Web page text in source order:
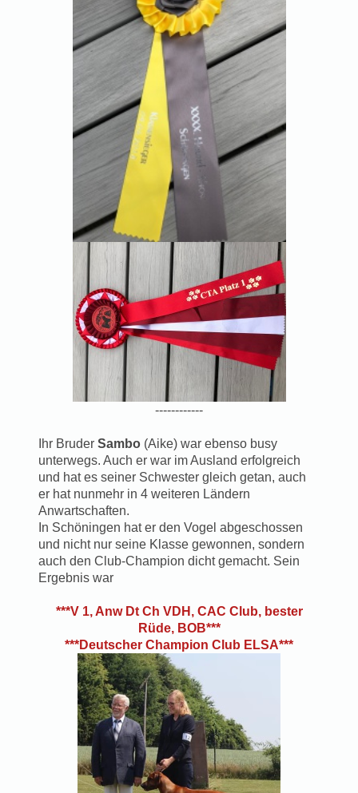
------------
Ihr Bruder Sambo (Aike) war ebenso busy
unterwegs. Auch er war im Ausland erfolgreich
und hat es seiner Schwester gleich getan, auch
er hat nunmehr in 4 weiteren Ländern
Anwartschaften.
In Schöningen hat er den Vogel abgeschossen
und nicht nur seine Klasse gewonnen, sondern
auch den Club-Champion dicht gemacht. Sein
Ergebnis war
***V 1, Anw Dt Ch VDH, CAC Club, bester
Rüde, BOB***
***Deutscher Champion Club ELSA***